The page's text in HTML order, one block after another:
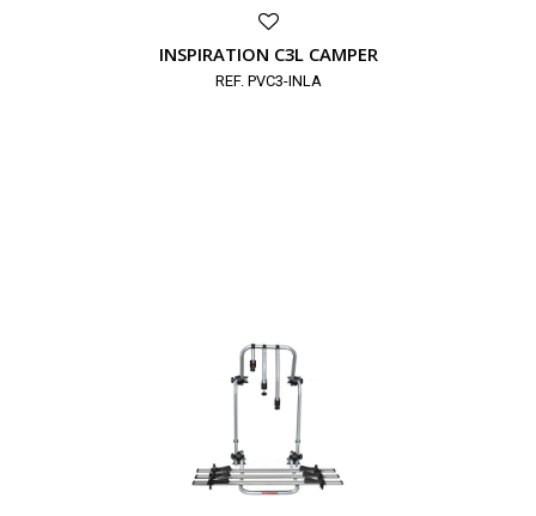
INSPIRATION C3L CAMPER
REF. PVC3-INLA